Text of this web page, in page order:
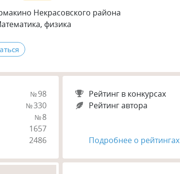
Некрасовского района
, физика
№98
№330
№8
1657
2486
Рейтинг в конкурсах
Рейтинг автора
Подробнее о рейтингах